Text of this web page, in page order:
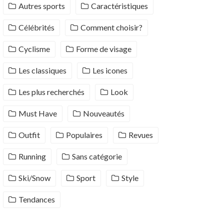
Autres sports Caractéristiques
Célébrités Comment choisir?
Cyclisme Forme de visage
Les classiques Les icones
Les plus recherchés Look
Must Have Nouveautés
Outfit Populaires Revues
Running Sans catégorie
Ski/Snow Sport Style
Tendances